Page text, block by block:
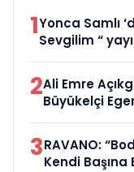
1Yonca Samlı
Sevgilim “
2Ali Emre
Büyükelçi
3RAVANO:
Kendi Başına